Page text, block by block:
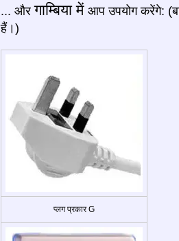
... औरगाम्बिया में आप उपयोग करेंगे:
हैं।)
प्लग प्रकार G